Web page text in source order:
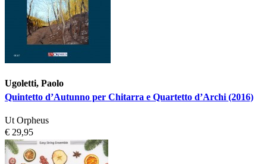
Ugoletti, Paolo
Quintetto d’Autunno per Chitarra e Quartetto d’Archi (2016)
Ut Orpheus
€ 29,95